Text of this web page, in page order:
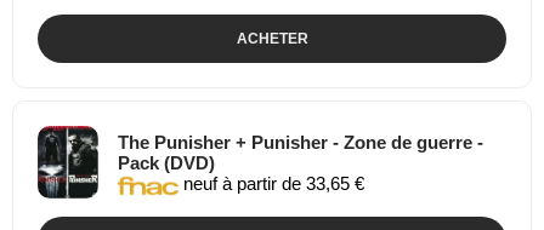
ACHETER
The Punisher + Punisher - Zone de guerre -
Pack (DVD)
neuf à partir de 33,65 €